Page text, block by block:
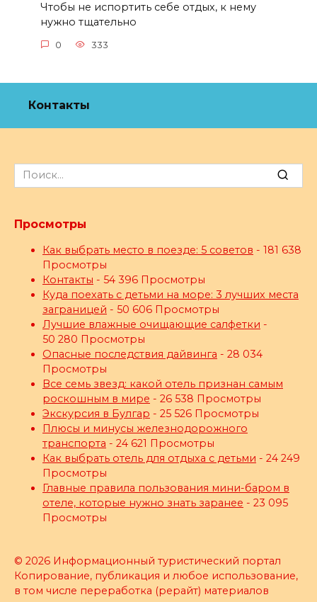
Чтобы не испортить себе отдых, к нему
нужно тщательно
0 333
Контакты
Search
for:
Просмотры
Как выбрать место в поезде: 5 советов - 181 638
Просмотры
Контакты - 54 396 Просмотры
Куда поехать с детьми на море: 3 лучших места
заграницей - 50 606 Просмотры
Лучшие влажные очищающие салфетки -
50 280 Просмотры
Опасные последствия дайвинга - 28 034
Просмотры
Все семь звезд: какой отель признан самым
роскошным в мире - 26 538 Просмотры
Экскурсия в Булгар - 25 526 Просмотры
Плюсы и минусы железнодорожного
транспорта - 24 621 Просмотры
Как выбрать отель для отдыха с детьми - 24 249
Просмотры
Главные правила пользования мини-баром в
отеле, которые нужно знать заранее - 23 095
Просмотры
© 2026 Информационный туристический портал
Копирование, публикация и любое использование,
в том числе переработка (рерайт) материалов